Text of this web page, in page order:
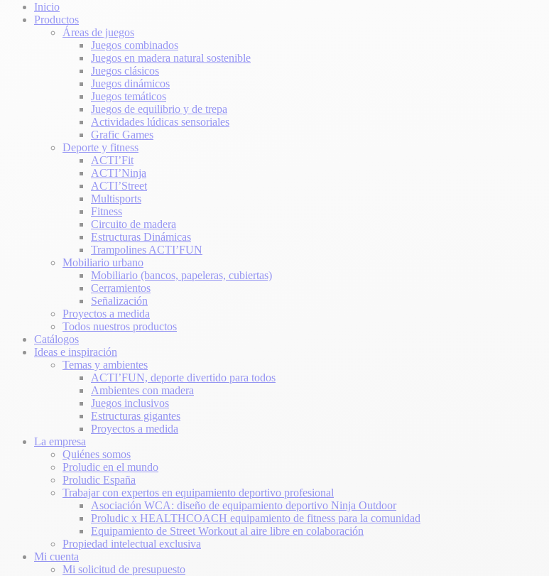
Inicio
Productos
Áreas de juegos
Juegos combinados
Juegos en madera natural sostenible
Juegos clásicos
Juegos dinámicos
Juegos temáticos
Juegos de equilibrio y de trepa
Actividades lúdicas sensoriales
Grafic Games
Deporte y fitness
ACTI’Fit
ACTI’Ninja
ACTI’Street
Multisports
Fitness
Circuito de madera
Estructuras Dinámicas
Trampolines ACTI’FUN
Mobiliario urbano
Mobiliario (bancos, papeleras, cubiertas)
Cerramientos
Señalización
Proyectos a medida
Todos nuestros productos
Catálogos
Ideas e inspiración
Temas y ambientes
ACTI’FUN, deporte divertido para todos
Ambientes con madera
Juegos inclusivos
Estructuras gigantes
Proyectos a medida
La empresa
Quiénes somos
Proludic en el mundo
Proludic España
Trabajar con expertos en equipamiento deportivo profesional
Asociación WCA: diseño de equipamiento deportivo Ninja Outdoor
Proludic x HEALTHCOACH equipamiento de fitness para la comunidad
Equipamiento de Street Workout al aire libre en colaboración
Propiedad intelectual exclusiva
Mi cuenta
Mi solicitud de presupuesto